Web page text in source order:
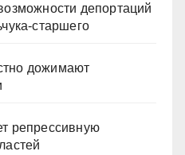
депортаций
старшего
дожимают
репрессивную